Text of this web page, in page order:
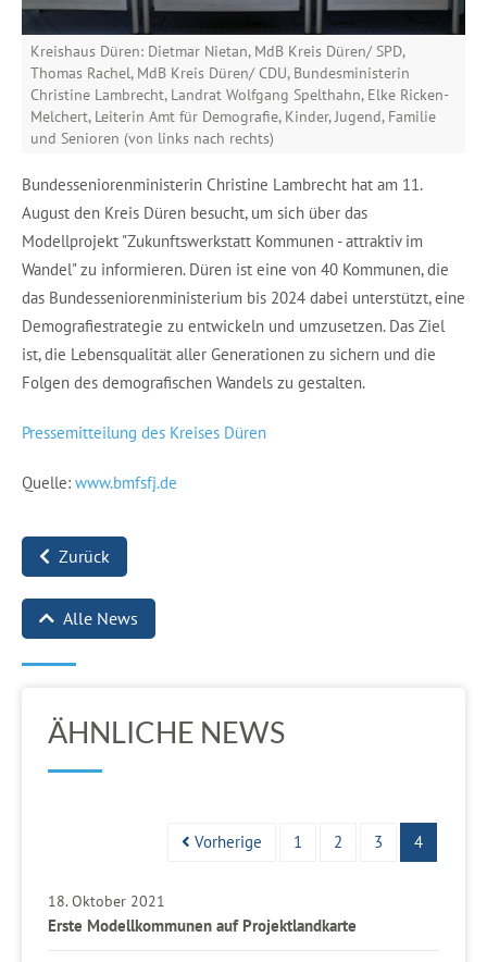
Kreishaus Düren: Dietmar Nietan, MdB Kreis Düren/ SPD,
Thomas Rachel, MdB Kreis Düren/ CDU, Bundesministerin
Christine Lambrecht, Landrat Wolfgang Spelthahn, Elke Ricken-
Melchert, Leiterin Amt für Demografie, Kinder, Jugend, Familie
und Senioren (von links nach rechts)
Bundesseniorenministerin Christine Lambrecht hat am 11.
August den Kreis Düren besucht, um sich über das
Modellprojekt "Zukunftswerkstatt Kommunen - attraktiv im
Wandel" zu informieren. Düren ist eine von 40 Kommunen, die
das Bundesseniorenministerium bis 2024 dabei unterstützt, eine
Demografiestrategie zu entwickeln und umzusetzen. Das Ziel
ist, die Lebensqualität aller Generationen zu sichern und die
Folgen des demografischen Wandels zu gestalten.
Pressemitteilung des Kreises Düren
Quelle: www.bmfsfj.de
Zurück
Alle News
ÄHNLICHE NEWS
Vorherige 1 2 3 4
18. Oktober 2021
Erste Modellkommunen auf Projektlandkarte